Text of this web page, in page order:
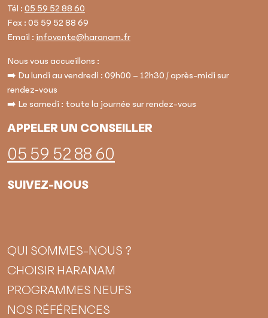
Tél : 05 59 52 88 60
Fax : 05 59 52 88 69
Email : infovente@haranam.fr
Nous vous accueillons :
➡️ Du lundi au vendredi : 09h00 – 12h30 / après-midi sur
rendez-vous
➡️ Le samedi : toute la journée sur rendez-vous
APPELER UN CONSEILLER
05 59 52 88 60
SUIVEZ-NOUS
QUI SOMMES-NOUS ?
CHOISIR HARANAM
PROGRAMMES NEUFS
NOS RÉFÉRENCES